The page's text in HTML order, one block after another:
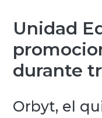
Unidad
durante
Orbyt, el